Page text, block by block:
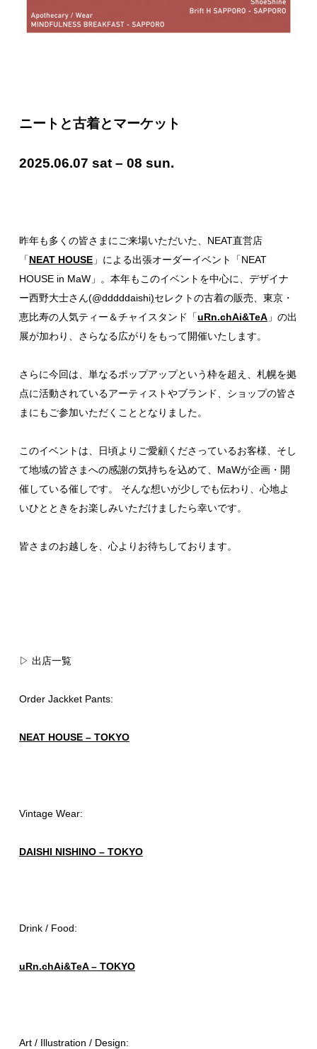
ニートと古着とマーケット
2025.06.07 sat – 08 sun.
昨年も多くの皆さまにご来場いただいた、NEAT直営店
「NEAT HOUSE 」による出張オーダーイベント「NEAT
HOUSE in MaW」。本年もこのイベントを中心に、デザイナ
ー西野大士さん(@dddddaishi)セレクトの古着の販売、東京・
恵比寿の人気ティー＆チャイスタンド「uRn.chAi&TeA 」の出
展が加わり、さらなる広がりをもって開催いたします。
さらに今回は、単なるポップアップという枠を超え、札幌を拠
点に活動されているアーティストやブランド、ショップの皆さ
まにもご参加いただくこととなりました。
このイベントは、日頃よりご愛顧くださっているお客様、そし
て地域の皆さまへの感謝の気持ちを込めて、MaWが企画・開
催している催しです。 そんな想いが少しでも伝わり、心地よ
いひとときをお楽しみいただけましたら幸いです。
皆さまのお越しを、心よりお待ちしております。
▷ 出店一覧
Order Jackket Pants:
NEAT HOUSE – TOKYO
Vintage Wear:
DAISHI NISHINO – TOKYO
Drink / Food:
uRn.chAi&TeA – TOKYO
Art / Illustration / Design: